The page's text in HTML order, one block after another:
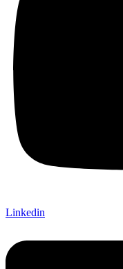
Linkedin